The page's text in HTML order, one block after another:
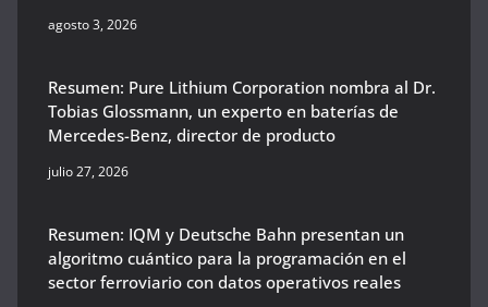
agosto 3, 2026
Resumen: Pure Lithium Corporation nombra al Dr.
Tobias Glossmann, un experto en baterías de
Mercedes-Benz, director de producto
julio 27, 2026
Resumen: IQM y Deutsche Bahn presentan un
algoritmo cuántico para la programación en el
sector ferroviario con datos operativos reales